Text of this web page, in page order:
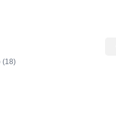
(18)